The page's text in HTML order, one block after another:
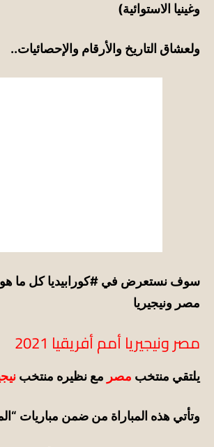
وغينيا الاستوائية)
ولعشاق التاريخ والأرقام والإحصائيات..
سوف نستعرض في #كورابيدياكل ما هو
مصر ونيجيريا
مصر ونيجيريا أمم أفريقيا 2021
يلتقي منتخب مصر مع نظيره منتخب
وتأتي هذه المباراة من ضمن مباريات “